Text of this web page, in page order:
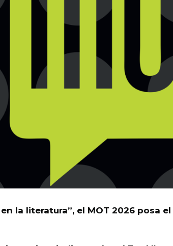
en la literatura”, el MOT 2026